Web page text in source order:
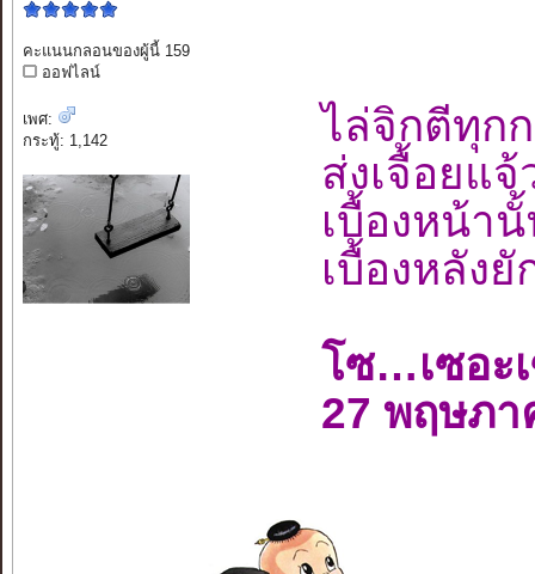
คะแนนกลอนของผู้นี้ 159
ออฟไลน์
เพศ:
กระทู้: 1,142
ไล่จิกตีทุก
ส่งเจื้อยแ
เบื้องหน้า
เบื้องหลัง
โซ…เซอะ
27 พฤษภา